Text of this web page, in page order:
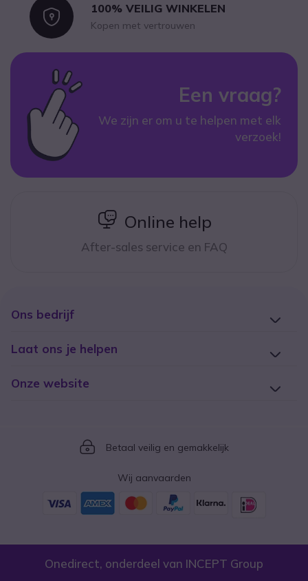
Icon100% VEILIG WINKELEN
Kopen met vertrouwen
Een vraag?
We zijn er om u te helpen met elk
verzoek!
icon
Online help
After-sales service en FAQ
Ons bedrijf
Laat ons je helpen
Onze website
Icon
Betaal veilig en gemakkelijk
Wij aanvaarden
Onedirect, onderdeel van INCEPT Group